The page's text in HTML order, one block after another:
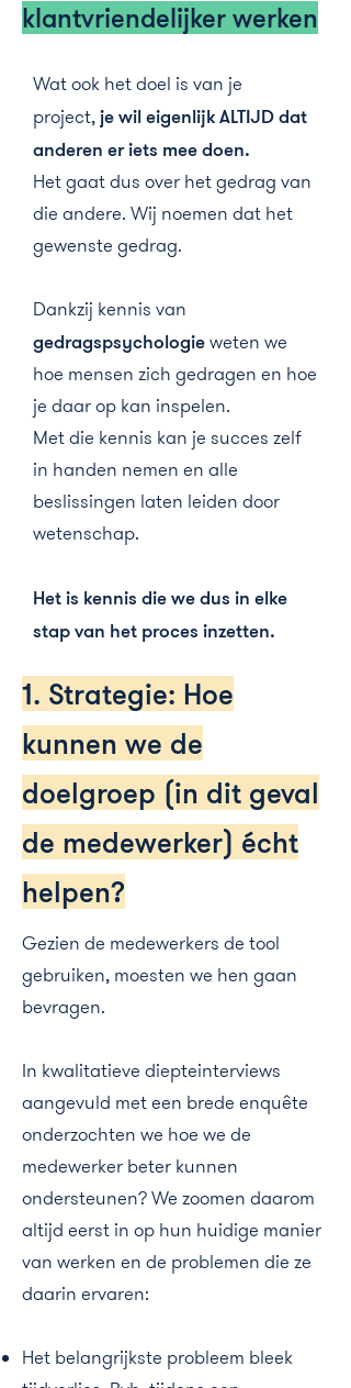
klantvriendelijker werken
Wat ook het doel is van je
project,je wil eigenlijk ALTIJD dat
anderen er iets mee doen.
Het gaat dus over het gedrag van
die andere. Wij noemen dat het
gewenste gedrag.
Dankzij kennis van
gedragspsychologieweten we
hoe mensen zich gedragen en hoe
je daar op kan inspelen.
Met die kennis kan je succes zelf
in handen nemen en alle
beslissingen laten leiden door
wetenschap.
Het is kennis die we dus in elke
stap van het proces inzetten.
1. Strategie: Hoe
kunnen we de
doelgroep (in dit geval
de medewerker) écht
helpen?
Gezien de medewerkers de tool
gebruiken, moesten we hen gaan
bevragen.
In kwalitatieve diepteinterviews
aangevuld met een brede enquête
onderzochten we hoe we de
medewerker beter kunnen
ondersteunen? We zoomen daarom
altijd eerst in op hun huidige manier
van werken en de problemen die ze
daarin ervaren:
Het belangrijkste probleem bleek